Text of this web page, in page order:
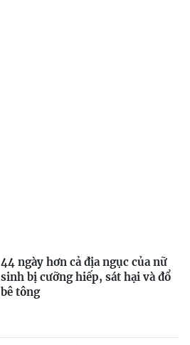
44 ngày hơn cả địa ngục của nữ
sinh bị cưỡng hiếp, sát hại và đổ
bê tông